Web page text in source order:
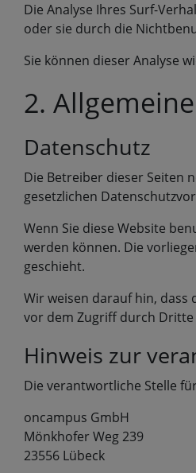
Die Analyse Ihres Surf-
oder sie durch die
Sie können dieser Analyse
2.
Datenschutz
Die Betreiber dieser Seiten
gesetzlichen
Wenn Sie diese Website
werden können. Die
geschieht.
Wir weisen darauf hin, dass
vor dem Zugriff durch
Hinweis zur
Die verantwortliche Stelle
oncampus GmbH
Mönkhofer Weg 239
23556 Lübeck